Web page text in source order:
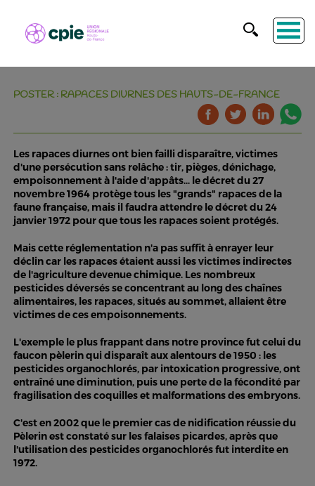
POSTER : RAPACES DIURNES DES HAUTS-DE-FRANCE
Les rapaces diurnes ont bien failli disparaître, victimes
d'une persécution sans relâche : tir, pièges, dénichage,
empoisonnement à l'aide d'appâts... le décret du 27
novembre 1964 protège tous les "grands" rapaces de la
faune française, mais il faudra attendre le décret du 24
janvier 1972 pour que tous les rapaces soient protégés.
Mais cette réglementation n'a pas suffit à enrayer leur
déclin car les rapaces étaient aussi les victimes indirectes
de l'agriculture devenue chimique. Les nombreux
pesticides déversés se concentrant au long des chaînes
alimentaires, les rapaces, situés au sommet, allaient être
victimes de ces empoisonnements.
L'exemple le plus frappant dans notre province fut celui du
faucon pèlerin qui disparaît aux alentours de 1950 : les
pesticides organochlorés, par intoxication progressive, ont
entraîné une diminution, puis une perte de la fécondité par
fragilisation des coquilles et malformations des embryons.
C'est en 2002 que le premier cas de nidification réussie du
Pèlerin est constaté sur les falaises picardes, après que
l'utilisation des pesticides organochlorés fut interdite en
1972.